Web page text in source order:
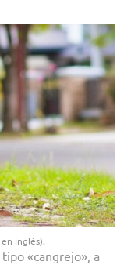
inglés).
«cangrejo», a